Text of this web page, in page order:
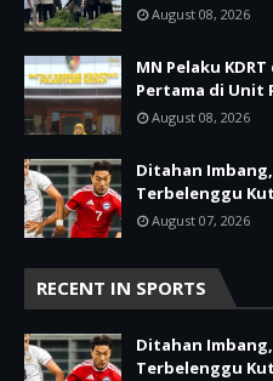
August 08, 2026
MN Pelaku
Pertama di Unit
August 08, 2026
Ditahan
Terbelenggu
August 07, 2026
RECENT IN SPORTS
Ditahan
Terbelenggu